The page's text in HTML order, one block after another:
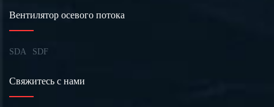
Вентилятор осевого потока
SDA SDF
Свяжитесь с нами